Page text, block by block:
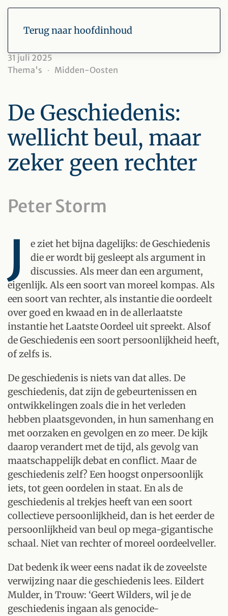
Terug naar hoofdinhoud
31 juli 2025
Thema's
Midden-Oosten
De Geschiedenis:
wellicht beul, maar
zeker geen rechter
Peter Storm
J
e ziet het bijna dagelijks: de Geschiedenis
die er wordt bij gesleept als argument in
discussies. Als meer dan een argument,
eigenlijk. Als een soort van moreel kompas. Als
een soort van rechter, als instantie die oordeelt
over goed en kwaad en in de allerlaatste
instantie het Laatste Oordeel uit spreekt. Alsof
de Geschiedenis een soort persoonlijkheid heeft,
of zelfs is.
De geschiedenis is niets van dat alles. De
geschiedenis, dat zijn de gebeurtenissen en
ontwikkelingen zoals die in het verleden
hebben plaatsgevonden, in hun samenhang en
met oorzaken en gevolgen en zo meer. De kijk
daarop verandert met de tijd, als gevolg van
maatschappelijk debat en conflict. Maar de
geschiedenis zelf? Een hoogst onpersoonlijk
iets, tot geen oordelen in staat. En als de
geschiedenis al trekjes heeft van een soort
collectieve persoonlijkheid, dan is het eerder de
persoonlijkheid van beul op mega-gigantische
schaal. Niet van rechter of moreel oordeelveller.
Dat bedenk ik weer eens nadat ik de zoveelste
verwijzing naar die geschiedenis lees. Eildert
Mulder, in Trouw: ‘Geert Wilders, wil je de
geschiedenis ingaan als genocide-